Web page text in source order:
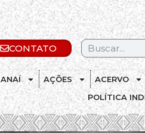
CONTATO
ANAÍ AÇÕES ACERVO
POLÍTICA